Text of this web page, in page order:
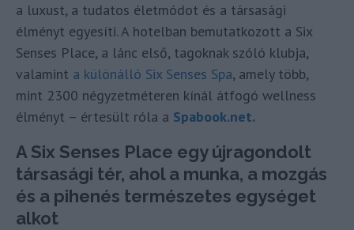
a luxust, a tudatos életmódot és a társasági
élményt egyesíti. A hotelban bemutatkozott a Six
Senses Place, a lánc első, tagoknak szóló klubja,
valamint a különálló Six Senses Spa, amely több,
mint 2300 négyzetméteren kínál átfogó wellness
élményt – értesült róla a Spabook.net.
A Six Senses Place egy újragondolt
társasági tér, ahol a munka, a mozgás
és a pihenés természetes egységet
alkot